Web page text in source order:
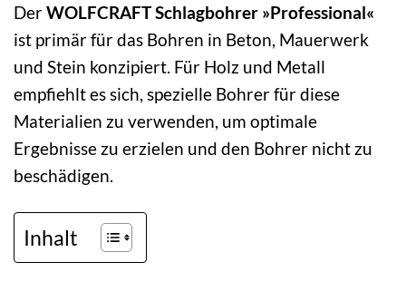
DerWOLFCRAFT Schlagbohrer »Professional«
ist primär für das Bohren in Beton, Mauerwerk
und Stein konzipiert. Für Holz und Metall
empfiehlt es sich, spezielle Bohrer für diese
Materialien zu verwenden, um optimale
Ergebnisse zu erzielen und den Bohrer nicht zu
beschädigen.
Inhalt